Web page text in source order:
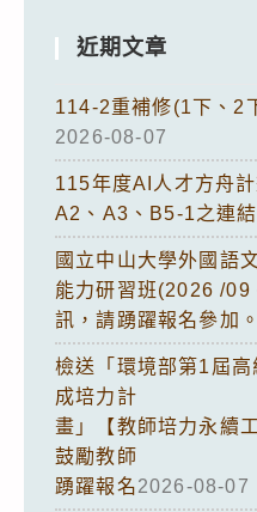
近期文章
114-2重補修(1下、2
2026-08-07
115年度AI人才方舟
A2、A3、B5-1之連結
國立中山大學外國語
能力研習班(2026 /
訊，請踴躍報名參加。
檢送「環境部第1屆
成培力計
畫」【教師培力永續
鼓勵教師
踴躍報名2026-08-07